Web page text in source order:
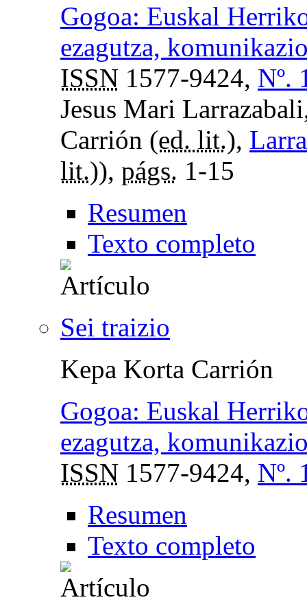
Gogoa: Euskal
ezagutza,
ISSN 1577-9424, Nº.
Jesus Mari
Carrión (ed. lit.),
lit.)), págs. 1-15
Resumen
Texto completo
Sei traizio
Kepa Korta Carrión
Gogoa: Euskal
ezagutza,
ISSN 1577-9424, Nº.
Resumen
Texto completo